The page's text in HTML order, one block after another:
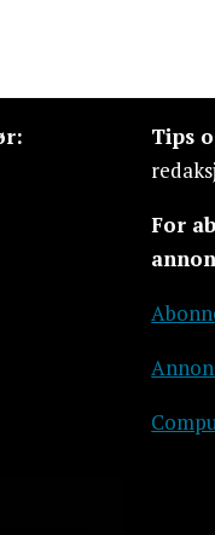
Tips
For